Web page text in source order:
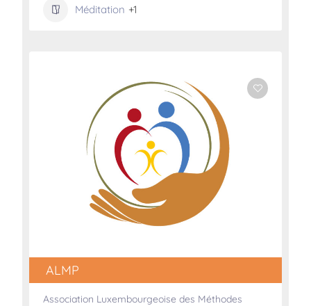
Méditation +1
ALMP
Association Luxembourgeoise des Méthodes